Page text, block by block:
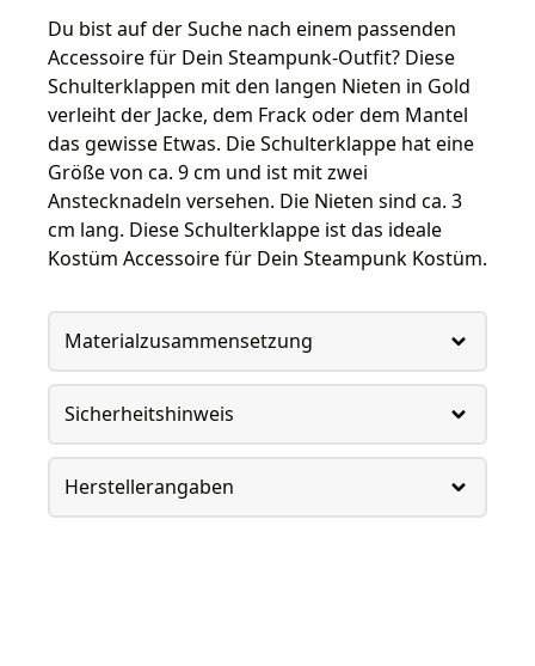
Du bist auf der Suche nach einem passenden
Accessoire für Dein Steampunk-Outfit? Diese
Schulterklappen mit den langen Nieten in Gold
verleiht der Jacke, dem Frack oder dem Mantel
das gewisse Etwas. Die Schulterklappe hat eine
Größe von ca. 9 cm und ist mit zwei
Anstecknadeln versehen. Die Nieten sind ca. 3
cm lang. Diese Schulterklappe ist das ideale
Kostüm Accessoire für Dein Steampunk Kostüm.
Materialzusammensetzung
Sicherheitshinweis
Herstellerangaben